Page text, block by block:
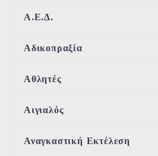
Α.Ε.Δ.
Αδικοπραξία
Αθλητές
Αιγιαλός
Αναγκαστική Εκτέλεση